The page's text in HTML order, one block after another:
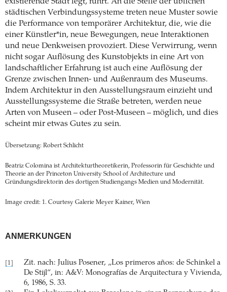
städtischen Verbindungssysteme treten neue Muster sowie
die Performance von temporärer Architektur, die, wie die
einer Künstler*in, neue Bewegungen, neue Interaktionen
und neue Denkweisen provoziert. Diese Verwirrung, wenn
nicht sogar Auflösung des Kunstobjekts in eine Art von
landschaftlicher Erfahrung ist auch eine Auflösung der
Grenze zwischen Innen- und Außenraum des Museums.
Indem Architektur in den Ausstellungsraum einzieht und
Ausstellungssysteme die Straße betreten, werden neue
Arten von Museen – oder Post-Museen – möglich, und dies
scheint mir etwas Gutes zu sein.
Übersetzung: Robert Schlicht
Beatriz Colomina ist Architekturtheoretikerin, Professorin für Geschichte und
Theorie an der Princeton University School of Architecture und
Gründungsdirektorin des dortigen Studiengangs Medien und Modernität.
Image credit: 1. Courtesy Galerie Meyer Kainer, Wien
ANMERKUNGEN
[1]
Zit. nach: Julius Posener, „Los primeros años: de Schinkel a
De Stijl“, in: A&V: Monografías de Arquitectura y Vivienda,
6, 1986, S. 33.